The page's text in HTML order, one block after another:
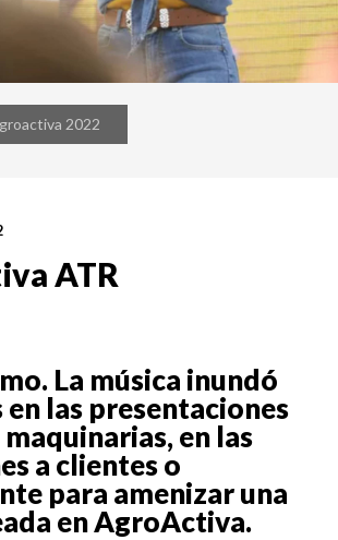
2022
ATR
La música inundó
en las presentaciones
maquinarias, en las
a clientes o
para amenizar una
en AgroActiva.